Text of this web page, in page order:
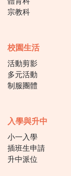
宗教科
校園生活
活動剪影
多元活動
制服團體
入學與升中
小一入學
插班生申請
升中派位